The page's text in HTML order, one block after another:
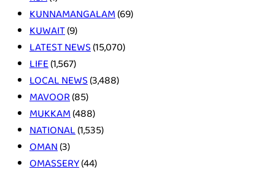
KUNNAMANGALAM(69)
KUWAIT(9)
LATEST NEWS(15,070)
LIFE(1,567)
LOCAL NEWS(3,488)
MAVOOR(85)
MUKKAM(488)
NATIONAL(1,535)
OMAN(3)
OMASSERY(44)